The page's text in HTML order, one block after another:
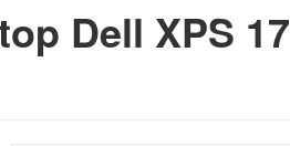
Dell XPS 17